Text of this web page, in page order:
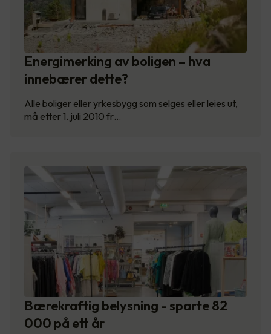
Energimerking av boligen – hva
innebærer dette?
Alle boliger eller yrkesbygg som selges eller leies ut,
må etter 1. juli 2010 fr…
Bærekraftig belysning - sparte 82
000 på ett år